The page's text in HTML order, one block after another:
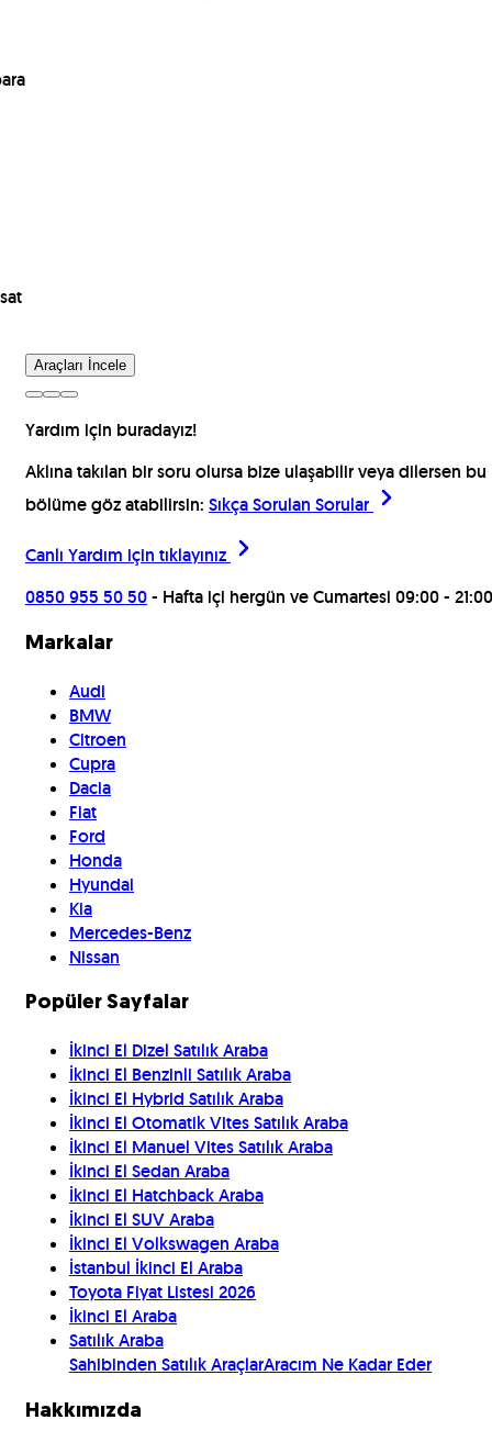
Araçları İncele
Yardım için buradayız!
Aklına takılan bir soru olursa bize ulaşabilir veya dilersen bu
bölüme göz atabilirsin: Sıkça Sorulan Sorular
Canlı Yardım için tıklayınız
0850 955 50 50- Hafta içi hergün ve Cumartesi 09:00 - 21:00
Markalar
Audi
BMW
Citroen
Cupra
Dacia
Fiat
Ford
Honda
Hyundai
Kia
Mercedes-Benz
Nissan
Popüler Sayfalar
İkinci El Dizel Satılık Araba
İkinci El Benzinli Satılık Araba
İkinci El Hybrid Satılık Araba
İkinci El Otomatik Vites Satılık Araba
İkinci El Manuel Vites Satılık Araba
İkinci El Sedan Araba
İkinci El Hatchback Araba
İkinci El SUV Araba
İkinci El Volkswagen Araba
İstanbul İkinci El Araba
Toyota Fiyat Listesi 2026
İkinci El Araba
Satılık Araba
Sahibinden Satılık AraçlarAracım Ne Kadar Eder
Hakkımızda